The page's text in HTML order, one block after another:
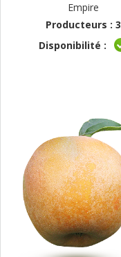
Empire
Producteurs : 3
Disponibilité :